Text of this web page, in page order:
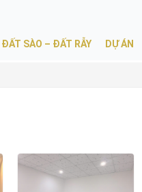
ĐẤT SÀO – ĐẤT RẪY DỰ ÁN